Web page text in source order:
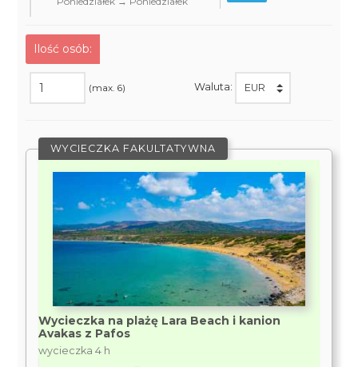
Ilość osób:
(max. 6) Waluta:
WYCIECZKA FAKULTATYWNA
Wycieczka na plażę Lara Beach i kanion
Avakas z Pafos
wycieczka 4 h